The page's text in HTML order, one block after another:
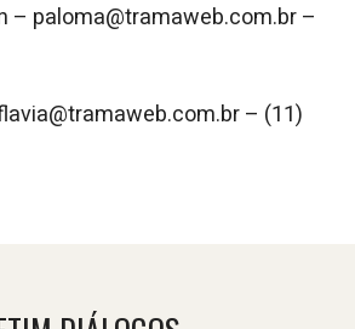
– paloma@tramaweb.com.br –
– (11)